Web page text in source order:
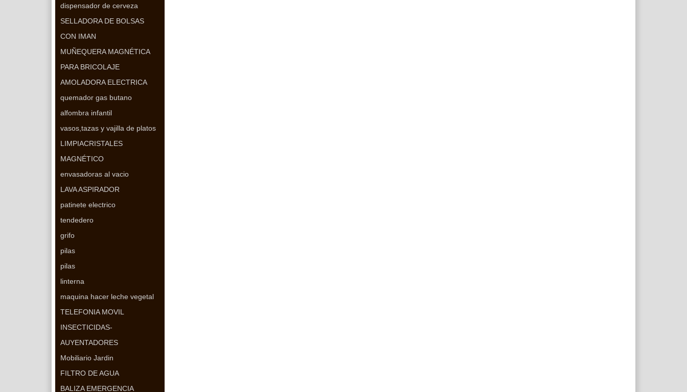
dispensador de cerveza
SELLADORA DE BOLSAS
CON IMAN
MUÑEQUERA MAGNÉTICA
PARA BRICOLAJE
AMOLADORA ELECTRICA
quemador gas butano
alfombra infantil
vasos,tazas y vajilla de platos
LIMPIACRISTALES
MAGNÉTICO
envasadoras al vacio
LAVA ASPIRADOR
patinete electrico
tendedero
grifo
pilas
pilas
linterna
maquina hacer leche vegetal
TELEFONIA MOVIL
INSECTICIDAS-
AUYENTADORES
Mobiliario Jardin
FILTRO DE AGUA
BALIZA EMERGENCIA